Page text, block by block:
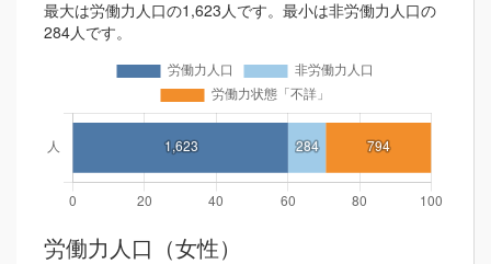
最大は労働力人口の1,623人です。最小は非労働力人口の
284人です。
労働力人口（女性）